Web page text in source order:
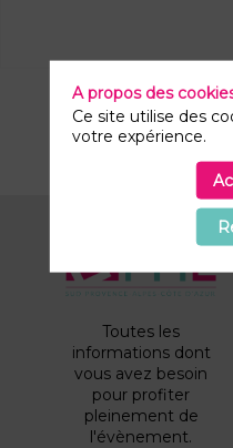
Toutes les
informations dont
vous avez besoin
pour profiter
pleinement de
l'évènement.
A propos des
Ce site utilise des
votre expérience.